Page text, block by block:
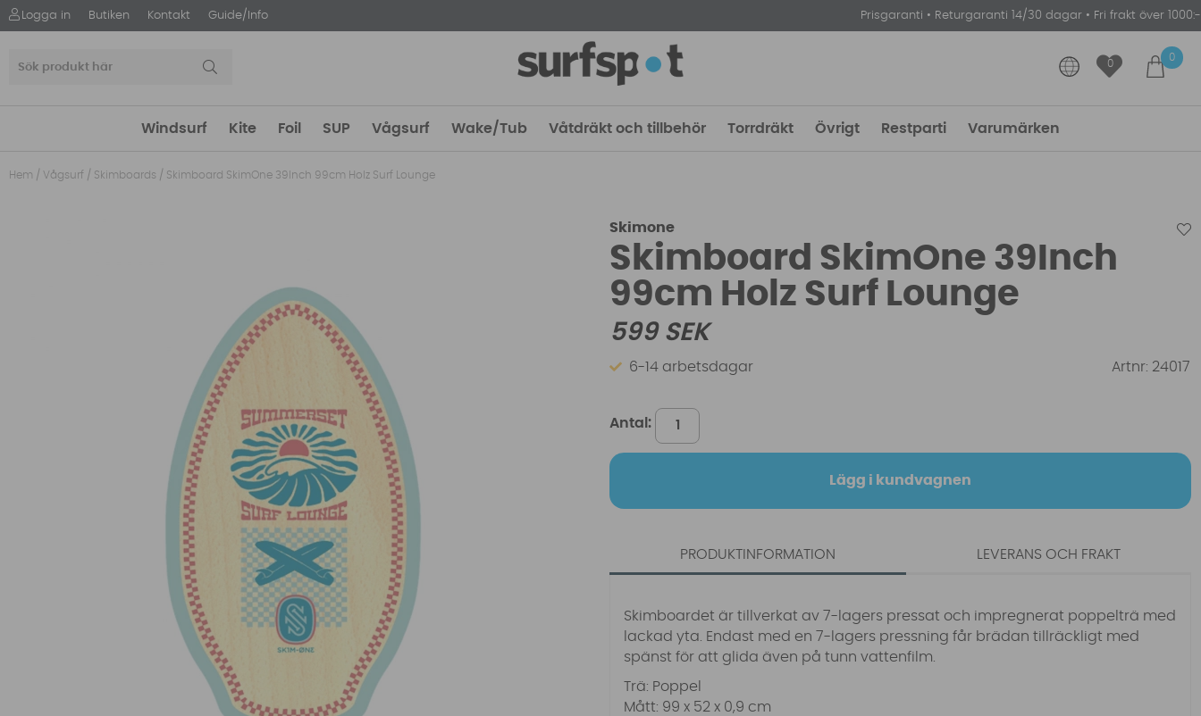
Logga in Butiken Kontakt Guide/Info Prisgaranti • Returgaranti 14/30 dagar • Fri frakt över 1000:-
0
0
Windsurf Kite Foil SUP Vågsurf Wake/Tub Våtdräkt och tillbehör Torrdräkt Övrigt Restparti Varumärken
Hem / Vågsurf / Skimboards / Skimboard SkimOne 39Inch 99cm Holz Surf Lounge
Skimone
Skimboard SkimOne 39Inch
99cm Holz Surf Lounge
599SEK
6-14 arbetsdagar Artnr: 24017
Antal:
Lägg i kundvagnen
PRODUKTINFORMATION
Skimboardet är tillverkat av 7-lagers pressat och impregnerat poppelträ med
lackad yta. Endast med en 7-lagers pressning får brädan tillräckligt med
spänst för att glida även på tunn vattenfilm.
Trä: Poppel
Mått: 99 x 52 x 0,9 cm
LEVERANS OCH FRAKT